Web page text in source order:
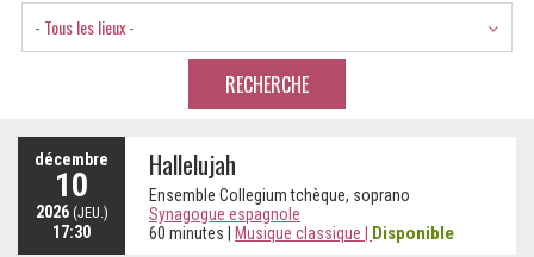
- Tous les lieux -
RECHERCHE
décembre
10
2026 (JEU.)
17:30
Hallelujah
Ensemble Collegium tchèque, soprano
Synagogue espagnole
60 minutes
Musique classique Disponible